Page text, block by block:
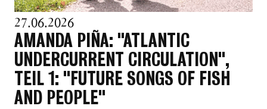
27.06.2026
AMANDA PIÑA: "ATLANTIC
UNDERCURRENT CIRCULATION",
TEIL 1: "FUTURE SONGS OF FISH
AND PEOPLE"